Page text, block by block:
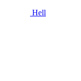
Hell